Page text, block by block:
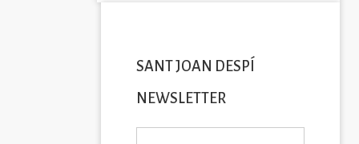
SANT JOAN DESPÍ
NEWSLETTER